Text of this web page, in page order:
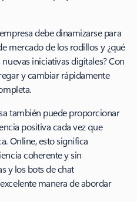
debe dinamizarse para
mercado de los rodillos y ¿qué
iniciativas digitales? Con
y cambiar rápidamente
también puede proporcionar
positiva cada vez que
Online, esto significa
coherente y sin
y los bots de chat
manera de abordar